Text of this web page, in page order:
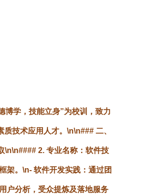
博学，技能立身”为校训，致力
技术应用人才。\n\n### 二、
\n\n#### 2. 专业名称：软件技
架。\n- 软件开发实践 ：通过团
户分析，受众提炼及落地服务